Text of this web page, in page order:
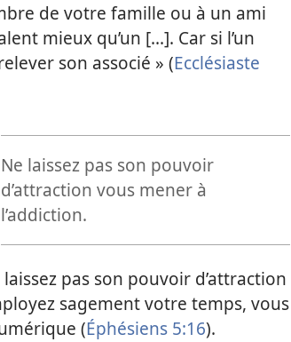
de votre famille ou à un ami
mieux qu’un [...]. Car si l’un
son associé » (Ecclésiaste
Ne laissez pas son pouvoir
d’attraction vous mener à
l’addiction.
pas son pouvoir d’attraction
sagement votre temps, vous
(Éphésiens 5:16).